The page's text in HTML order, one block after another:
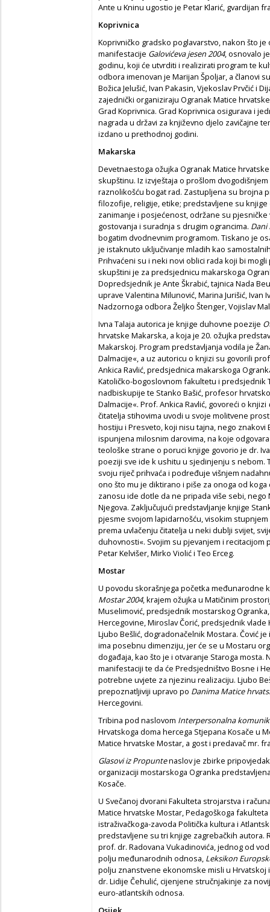
Ante u Kninu ugostio je Petar Klarić, gvardijan
Koprivnica
Koprivničko gradsko poglavarstvo, nakon što
manifestacije Galovićeva jesen 2004, osnovalo
godinu, koji će utvrditi i realizirati program te
odbora imenovan je Marijan Špoljar, a članovi
Božica Jelušić, Ivan Pakasin, Vjekoslav Prvčić i
zajednički organiziraju Ogranak Matice
Grad Koprivnica. Grad Koprivnica osigurava i
nagrada u državi za književno djelo zavičajne
izdano u prethodnoj godini.
Makarska
Devetnaestoga ožujka Ogranak Matice
skupštinu. Iz izvještaja o prošlom
raznolikošću bogat rad. Zastupljena su brojna
filozofije, religije, etike; predstavljene su
zanimanje i posjećenost, održane su
gostovanja i suradnja s drugim ograncima. Dani
bogatim dvodnevnim programom. Tiskano je
je istaknuto uključivanje mladih kao
Prihvaćeni su i neki novi oblici rada koji bi
skupštini je za predsjednicu makarskoga
Dopredsjednik je Ante Škrabić, tajnica Nada
uprave Valentina Milunović, Marina Jurišić, Ivan
Nadzornoga odbora Željko Štenger, Vojislav
Ivna Talaja autorica je knjige duhovne poezije
hrvatske Makarska, a koja je 20. ožujka
Makarskoj. Program predstavljanja vodila je
Dalmacije«, a uz autoricu o knjizi su govorili
Ankica Ravlić, predsjednica makarskoga
Katoličko-bogoslovnom fakultetu i predsjednik
nadbiskupije te Stanko Bašić, profesor
Dalmacije«. Prof. Ankica Ravlić, govoreći o knjizi
čitatelja stihovima uvodi u svoje molitvene
hostiju i Presveto, koji nisu tajna, nego znakovi
ispunjena milosnim darovima, na koje
teološke strane o poruci knjige govorio je dr.
poeziji sve ide k ushitu u sjedinjenju s nebom.
svoju riječ prihvaća i podređuje višnjem
ono što mu je diktirano i piše za onoga od
zanosu ide dotle da ne pripada više sebi,
Njegova. Zaključujući predstavljanje knjige
pjesme svojom lapidarnošću, visokim
prema uvlačenju čitatelja u neki dublji svijet,
duhovnosti«. Svojim su pjevanjem i
Petar Kelvišer, Mirko Violić i Teo Erceg.
Mostar
U povodu skorašnjega početka međunarodne
Mostar 2004, krajem ožujka u Matičinim
Muselimović, predsjednik mostarskog
Hercegovine, Miroslav Čorić, predsjednik
Ljubo Bešlić, dogradonačelnik Mostara. Čović
ima posebnu dimenziju, jer će se u Mostaru
događaja, kao što je i otvaranje Staroga
manifestaciji te da će Predsjedništvo Bosne i
potrebne uvjete za njezinu realizaciju. Ljubo
prepoznatljiviji upravo po Danima Matice
Hercegovini.
Tribina pod naslovom Interpersonalna
Hrvatskoga doma hercega Stjepana Kosače u
Matice hrvatske Mostar, a gost i predavač mr.
Glasovi iz Propuntenaslov je zbirke
organizaciji mostarskoga Ogranka
Kosače.
U Svečanoj dvorani Fakulteta strojarstva i
Matice hrvatske Mostar, Pedagoškoga
istraživačkoga-zavoda Politička kultura i
predstavljene su tri knjige zagrebačkih autora.
prof. dr. Radovana Vukadinovića, jednog od
polju međunarodnih odnosa, Leksikon
polju znanstvene ekonomske misli u Hrvatskoj
dr. Lidije Čehulić, cijenjene stručnjakinje za
euro-atlantskih odnosa.